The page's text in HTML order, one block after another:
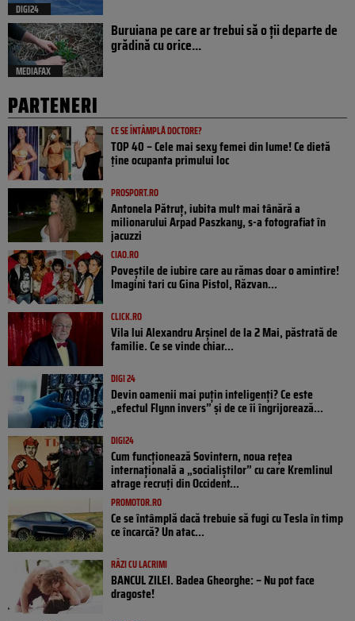
DIGI24
MEDIAFAX
Buruiana pe care ar trebui să o ții departe de
grădină cu orice...
PARTENERI
CE SE ÎNTÂMPLĂ DOCTORE?
TOP 40 – Cele mai sexy femei din lume! Ce dietă
ține ocupanta primului loc
PROSPORT.RO
Antonela Pătruț, iubita mult mai tânără a
milionarului Arpad Paszkany, s-a fotografiat în
jacuzzi
CIAO.RO
Poveştile de iubire care au rămas doar o amintire!
Imagini tari cu Gina Pistol, Răzvan...
CLICK.RO
Vila lui Alexandru Arșinel de la 2 Mai, păstrată de
familie. Ce se vinde chiar...
DIGI 24
Devin oamenii mai puțin inteligenți? Ce este
„efectul Flynn invers” și de ce îi îngrijorează...
DIGI24
Cum funcționează Sovintern, noua rețea
internațională a „socialiștilor” cu care Kremlinul
atrage recruți din Occident...
PROMOTOR.RO
Ce se întâmplă dacă trebuie să fugi cu Tesla în timp
ce încarcă? Un atac...
RÂZI CU LACRIMI
BANCUL ZILEI. Badea Gheorghe: – Nu pot face
dragoste!